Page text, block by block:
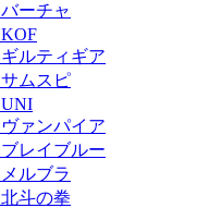
バーチャ
KOF
ギルティギア
サムスピ
UNI
ヴァンパイア
ブレイブルー
メルブラ
北斗の拳